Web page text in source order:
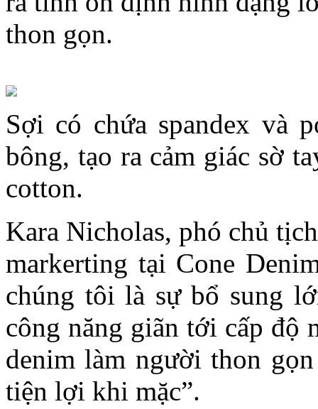
thon gọn.
Sợi có chứa spandex và
bông, tạo ra cảm giác sờ
cotton.
Kara Nicholas, phó chủ
markerting tại Cone
chúng tôi là sự bổ sung
công năng giãn tới cấp độ
denim làm người thon
tiện lợi khi mặc”.